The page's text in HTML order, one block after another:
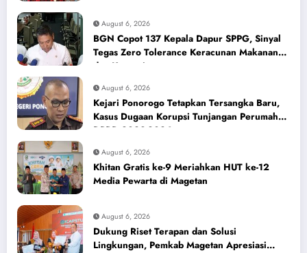
August 6, 2026
BGN Copot 137 Kepala Dapur SPPG, Sinyal
Tegas Zero Tolerance Keracunan Makanan
dan Korupsi
August 6, 2026
Kejari Ponorogo Tetapkan Tersangka Baru,
Kasus Dugaan Korupsi Tunjangan Perumahan
DPRD 2023-2026
August 6, 2026
Khitan Gratis ke-9 Meriahkan HUT ke-12
Media Pewarta di Magetan
August 6, 2026
Dukung Riset Terapan dan Solusi
Lingkungan, Pemkab Magetan Apresiasi